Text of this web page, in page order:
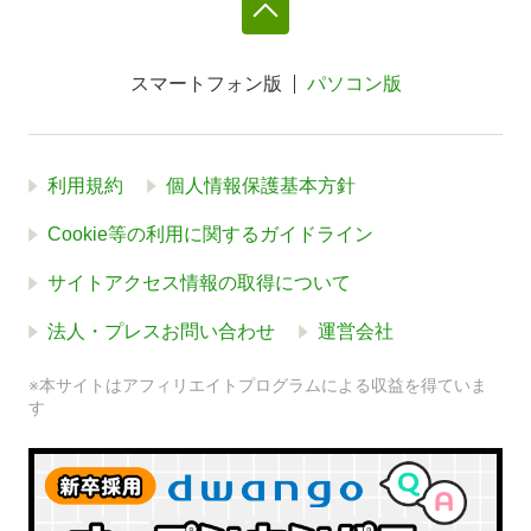
スマートフォン版 パソコン版
利用規約 個人情報保護基本方針
Cookie等の利用に関するガイドライン
サイトアクセス情報の取得について
法人・プレスお問い合わせ 運営会社
※本サイトはアフィリエイトプログラムによる収益を得ていま
す